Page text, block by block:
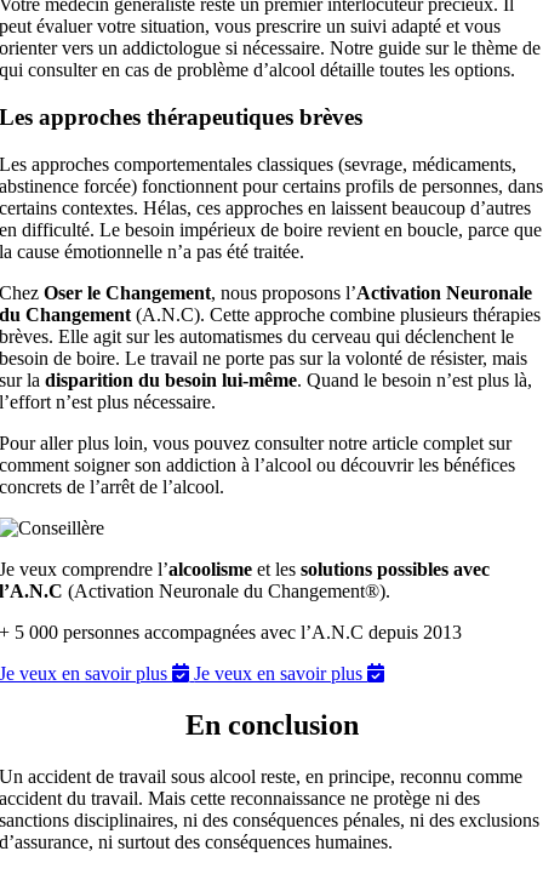
Votre médecin généraliste reste un premier interlocuteur précieux. Il
peut évaluer votre situation, vous prescrire un suivi adapté et vous
orienter vers un addictologue si nécessaire. Notre guide sur le thème de
qui consulter en cas de problème d’alcool détaille toutes les options.
Les approches thérapeutiques brèves
Les approches comportementales classiques (sevrage, médicaments,
abstinence forcée) fonctionnent pour certains profils de personnes, dans
certains contextes. Hélas, ces approches en laissent beaucoup d’autres
en difficulté. Le besoin impérieux de boire revient en boucle, parce que
la cause émotionnelle n’a pas été traitée.
ChezOser le Changement, nous proposons l’Activation Neuronale
du Changement (A.N.C). Cette approche combine plusieurs thérapies
brèves. Elle agit sur les automatismes du cerveau qui déclenchent le
besoin de boire. Le travail ne porte pas sur la volonté de résister, mais
sur ladisparition du besoin lui-même. Quand le besoin n’est plus là,
l’effort n’est plus nécessaire.
Pour aller plus loin, vous pouvez consulter notre article complet sur
comment soigner son addiction à l’alcool ou découvrir les bénéfices
concrets de l’arrêt de l’alcool.
Je veux comprendre l’alcoolisme et lessolutions possibles avec
l’A.N.C (Activation Neuronale du Changement®).
+ 5 000 personnes accompagnées avec l’A.N.C depuis 2013
Je veux en savoir plus
Je veux en savoir plus
En conclusion
Un accident de travail sous alcool reste, en principe, reconnu comme
accident du travail. Mais cette reconnaissance ne protège ni des
sanctions disciplinaires, ni des conséquences pénales, ni des exclusions
d’assurance, ni surtout des conséquences humaines.